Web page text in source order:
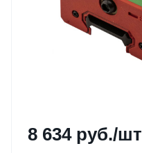
8 634руб./шт